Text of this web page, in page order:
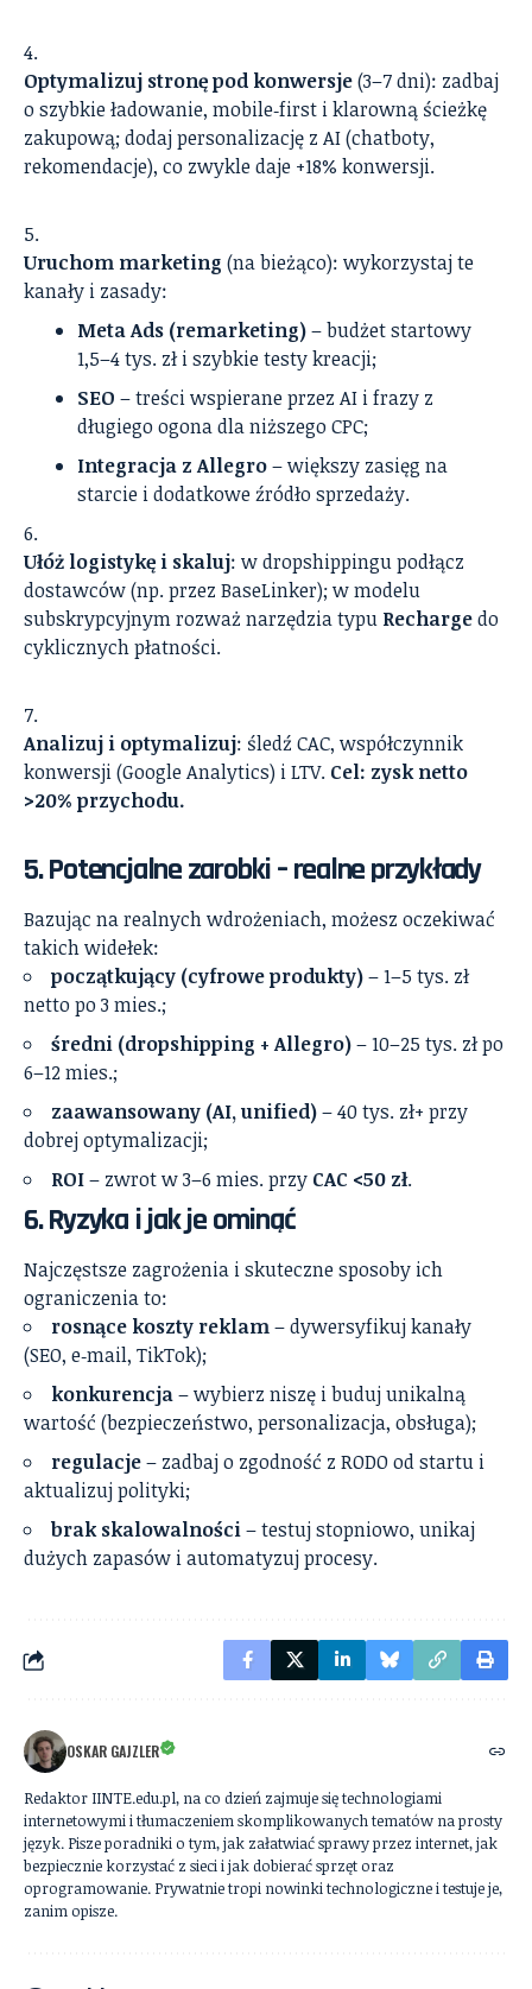
Optymalizuj stronę pod konwersje(3–7 dni): zadbaj
o szybkie ładowanie, mobile‑first i klarowną ścieżkę
zakupową; dodaj personalizację z AI (chatboty,
rekomendacje), co zwykle daje +18% konwersji.
Uruchom marketing (na bieżąco): wykorzystaj te
kanały i zasady:
Meta Ads (remarketing)– budżet startowy
1,5–4 tys. zł i szybkie testy kreacji;
SEO – treści wspierane przez AI i frazy z
długiego ogona dla niższego CPC;
Integracja z Allegro– większy zasięg na
starcie i dodatkowe źródło sprzedaży.
Ułóż logistykę i skaluj: w dropshippingu podłącz
dostawców (np. przez BaseLinker); w modelu
subskrypcyjnym rozważ narzędzia typu Rechargedo
cyklicznych płatności.
Analizuj i optymalizuj: śledź CAC, współczynnik
konwersji (Google Analytics) i LTV. Cel: zysk netto
>20% przychodu.
5. Potencjalne zarobki – realne przykłady
Bazując na realnych wdrożeniach, możesz oczekiwać
takich widełek:
początkujący (cyfrowe produkty)– 1–5 tys. zł
netto po 3 mies.;
średni (dropshipping + Allegro)– 10–25 tys. zł po
6–12 mies.;
zaawansowany (AI, unified)– 40 tys. zł+ przy
dobrej optymalizacji;
ROI– zwrot w 3–6 mies. przy CAC <50 zł.
6. Ryzyka i jak je ominąć
Najczęstsze zagrożenia i skuteczne sposoby ich
ograniczenia to:
rosnące koszty reklam– dywersyfikuj kanały
(SEO, e‑mail, TikTok);
konkurencja– wybierz niszę i buduj unikalną
wartość (bezpieczeństwo, personalizacja, obsługa);
regulacje– zadbaj o zgodność z RODO od startu i
aktualizuj polityki;
brak skalowalności– testuj stopniowo, unikaj
dużych zapasów i automatyzuj procesy.
OSKAR GAJZLER
Redaktor IINTE.edu.pl, na co dzień zajmuje się technologiami
internetowymi i tłumaczeniem skomplikowanych tematów na prosty
język. Pisze poradniki o tym, jak załatwiać sprawy przez internet, jak
bezpiecznie korzystać z sieci i jak dobierać sprzęt oraz
oprogramowanie. Prywatnie tropi nowinki technologiczne i testuje je,
zanim opisze.